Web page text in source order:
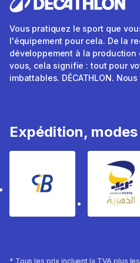
Vous pratiquez le sport que
l'équipement pour cela. De la
développement à la production
vous, cela signifie : tout pour
imbattables. DÉCATHLON.
Expédition,
* Tous les prix incluent la TVA plus